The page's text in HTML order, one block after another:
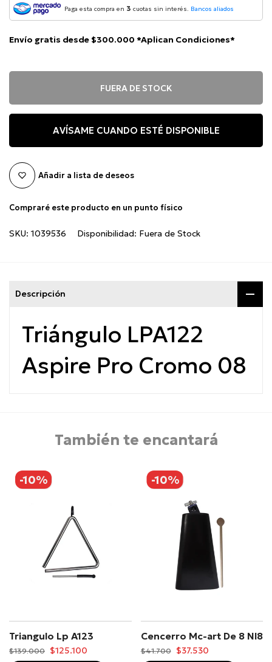
Paga esta compra en 3 cuotas sin interés. Bancos aliados
Envío gratis desde $300.000 *Aplican Condiciones*
FUERA DE STOCK
AVÍSAME CUANDO ESTÉ DISPONIBLE
Añadir a lista de deseos
Compraré este producto en un punto físico
SKU: 1039536 Disponibilidad: Fuera de Stock
Descripción
Triángulo LPA122
Aspire Pro Cromo 08
También te encantará
-10%
Triangulo Lp A123
$139.000 $125.100
-10%
Cencerro Mc-art De 8 Nl8
$41.700 $37.530